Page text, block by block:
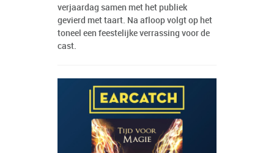
verjaardag samen met het publiek
gevierd met taart. Na afloop volgt op het
toneel een feestelijke verrassing voor de
cast.